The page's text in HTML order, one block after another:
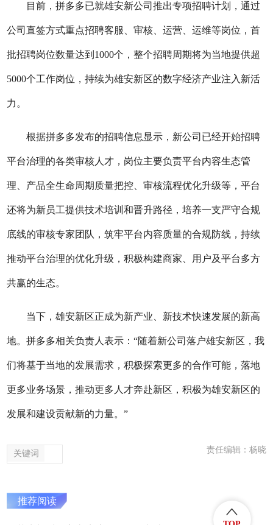
目前，拼多多已就雄安新公司推出专项招聘计划，通过
公司直签方式重点招聘客服、审核、运营、运维等岗位，首
批招聘岗位数量达到1000个，整个招聘周期将为当地提供超
5000个工作岗位，持续为雄安新区的数字经济产业注入新活
力。
根据拼多多发布的招聘信息显示，新公司已经开始招聘
平台治理的各类审核人才，岗位主要负责平台内容生态管
理、产品全生命周期质量把控、审核流程优化升级等，平台
还将为新员工提供技术培训和晋升路径，培养一支严守合规
底线的审核专家团队，筑牢平台内容质量的合规防线，持续
推动平台治理的优化升级，积极构建商家、用户及平台多方
共赢的生态。
当下，雄安新区正成为新产业、新技术快速发展的新高
地。拼多多相关负责人表示：“随着新公司落户雄安新区，我
们将基于当地的发展需求，积极探索更多的合作可能，落地
更多业务场景，推动更多人才奔赴新区，积极为雄安新区的
发展和建设贡献新的力量。”
关键词 责任编辑：杨晓
推荐阅读